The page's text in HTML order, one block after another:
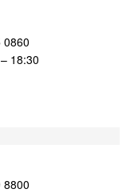
0860
18:30
8800